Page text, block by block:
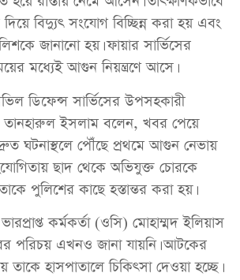
বিদ্যুৎ সংযোগ বিচ্ছিন্ন করা হয় এবং
জানানো হয়। ফায়ার সার্ভিসের
মধ্যেই আগুন নিয়ন্ত্রণে আসে।
ডিফেন্স সার্ভিসের উপসহকারী
তানহারুল ইসলাম বলেন, খবর পেয়ে
ঘটনাস্থলে পৌঁছে প্রথমে আগুন নেভায়
ছাদ থেকে অভিযুক্ত চোরকে
পুলিশের কাছে হস্তান্তর করা হয়।
কর্মকর্তা (ওসি) মোহাম্মদ ইলিয়াস
পরিচয় এখনও জানা যায়নি। আটকের
হাসপাতালে চিকিৎসা দেওয়া হচ্ছে।